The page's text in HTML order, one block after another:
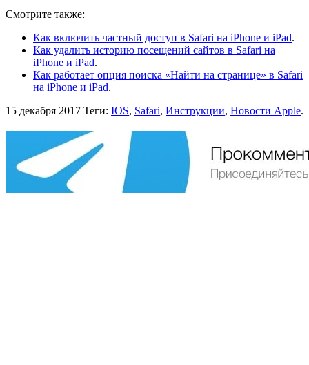
Смотрите также:
Как включить частный доступ в Safari на iPhone и iPad.
Как удалить историю посещений сайтов в Safari на
iPhone и iPad.
Как работает опция поиска «Найти на странице» в Safari
на iPhone и iPad.
15 декабря 2017 Теги: IOS, Safari, Инструкции, Новости Apple.